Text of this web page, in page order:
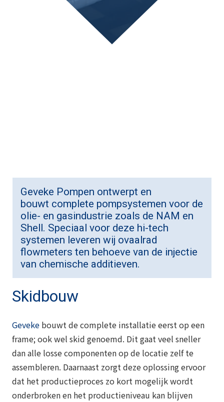
Geveke Pompen ontwerpt en
bouwt complete pompsystemen voor de
olie- en gasindustrie zoals de NAM en
Shell. Speciaal voor deze hi-tech
systemen leveren wij ovaalrad
flowmeters ten behoeve van de injectie
van chemische additieven.
Skidbouw
Geveke bouwt de complete installatie eerst op een
frame; ook wel skid genoemd. Dit gaat veel sneller
dan alle losse componenten op de locatie zelf te
assembleren. Daarnaast zorgt deze oplossing ervoor
dat het productieproces zo kort mogelijk wordt
onderbroken en het productieniveau kan blijven